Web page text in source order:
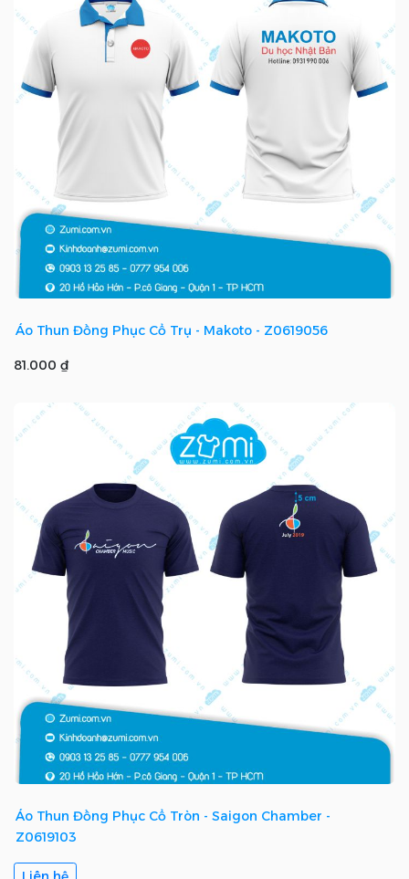
Áo Thun Đồng Phục Cổ Trụ - Makoto - Z0619056
81.000 ₫
Áo Thun Đồng Phục Cổ Tròn - Saigon Chamber -
Z0619103